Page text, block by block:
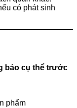
có phát sinh
báo cụ thể trước
phẩm